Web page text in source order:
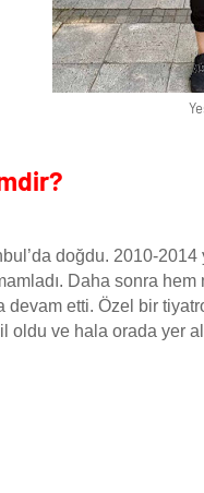
doğdu. 2010-2014
Daha sonra
etti. Özel bir
oldu ve hala orada yer